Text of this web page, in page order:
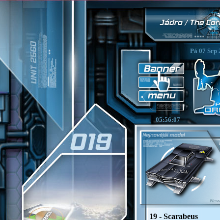
05:56:09
Pá 07 Srp
19 - Scarabeus